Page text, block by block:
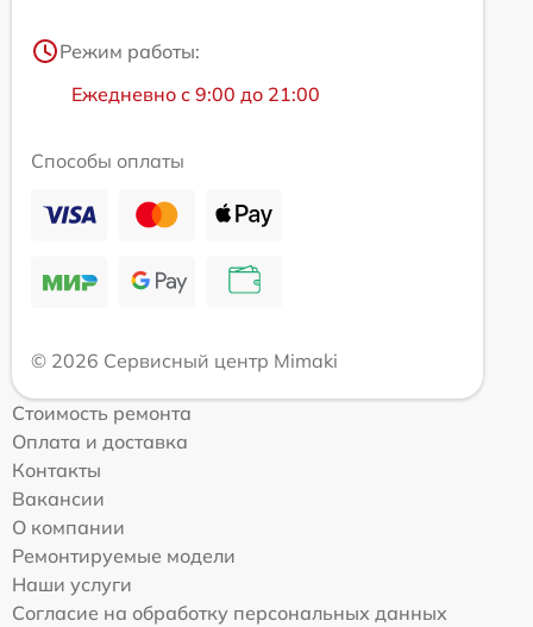
Режим работы:
Ежедневно с 9:00 до 21:00
Способы оплаты
© 2026 Сервисный центр Mimaki
Стоимость ремонта
Оплата и доставка
Контакты
Вакансии
О компании
Ремонтируемые модели
Наши услуги
Согласие на обработку персональных данных